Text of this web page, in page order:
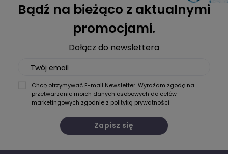
Bądź na bieżąco z aktualnymi
promocjami.
Dołącz do newslettera
Twój email
Chcę otrzymywać E-mail Newsletter. Wyrażam zgodę na
przetwarzanie moich danych osobowych do celów
marketingowych zgodnie z polityką prywatności
Zapisz się